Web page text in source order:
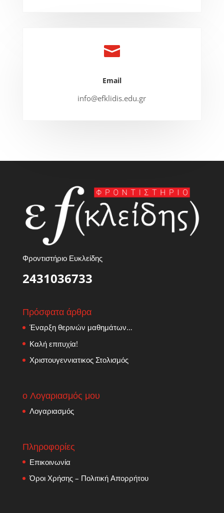

Email
info@efklidis.edu.gr
Φροντιστήριο Ευκλείδης
2431036733
Πρόσφατα άρθρα
Έναρξη θερινών μαθημάτων…
Καλή επιτυχία!
Χριστουγεννιατικος Στολισμός
ο Λογαριασμός μου
Λογαριασμός
Πληροφορίες
Επικοινωνία
Όροι Χρήσης – Πολιτική Απορρήτου